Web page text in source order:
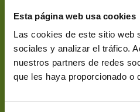
Esta página web usa cookies
Las cookies de este sitio web
sociales y analizar el tráfico.
nuestros partners de redes
que les haya proporcionado o
entonces
comercializa en
España la mejor
selección y
calidad de té e
infusiones
Política de
Cookies
Aviso